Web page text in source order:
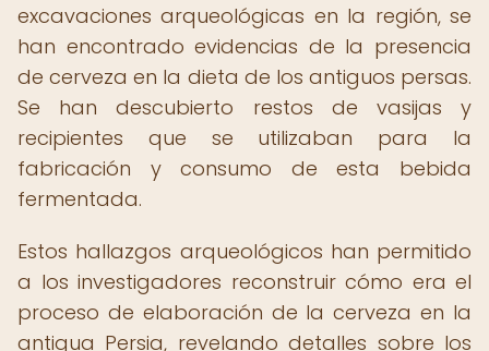
excavaciones arqueológicas en la región, se
han encontrado evidencias de la presencia
de cerveza en la dieta de los antiguos persas.
Se han descubierto restos de vasijas y
recipientes que se utilizaban para la
fabricación y consumo de esta bebida
fermentada.
Estos hallazgos arqueológicos han permitido
a los investigadores reconstruir cómo era el
proceso de elaboración de la cerveza en la
antigua Persia, revelando detalles sobre los